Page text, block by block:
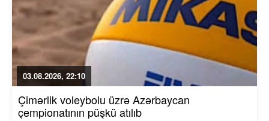
03.08.2026, 22:10
Çimərlik voleybolu üzrə Azərbaycan
çempionatının püşkü atılıb